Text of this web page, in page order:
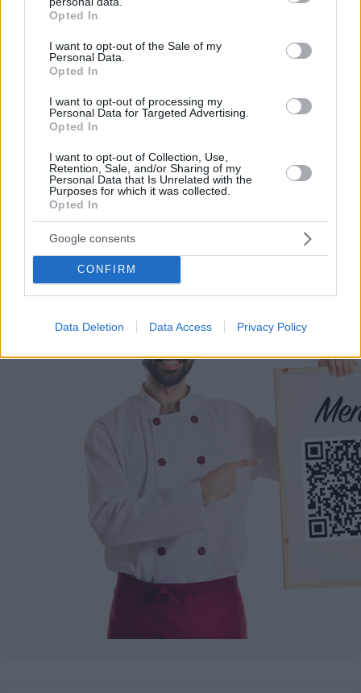
grant or deny consent to Google and its third-party tags to
use your data for below specified purposes in below Google
consent section.
Opted In
I want to opt-out of the Sale of my
Personal Data.
Opted In
I want to opt-out of processing my
Personal Data for Targeted Advertising.
Opted In
I want to opt-out of Collection, Use,
Retention, Sale, and/or Sharing of my
Personal Data that Is Unrelated with the
Purposes for which it was collected.
Opted In
Google consents
CONFIRM
Data Deletion Data Access Privacy Policy
menú a los consumidores a través del móvil.
Por eso hemos diseñado un sistema capaz de
ayudar a tu negocio a adaptarse a las
circunstancias actuales que nuestro país está
viviendo. Contamos con una carta de servicios
trabajo en tu negocio o empresa para que
puedas ofrecer a tus clientes la seguridad y el
apoyo que merecen. Llega la transformación
digital para quedarse. Menú digital QR para el
sector gastronómico de México con Recafy.